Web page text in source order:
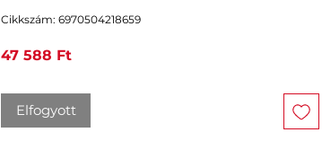
Cikkszám: 6970504218659
47 588 FtÁr
Elfogyott